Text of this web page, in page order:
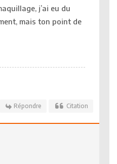
j’ai eu du
mais ton point de
Répondre Citation